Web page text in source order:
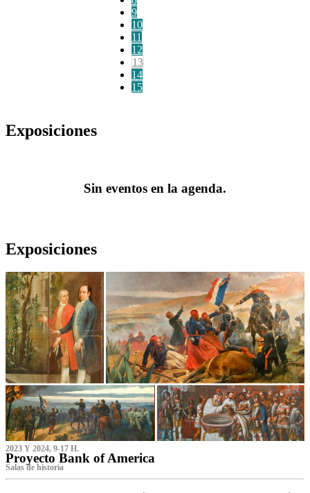
9
10
11
12
13
14
15
Exposiciones
Sin eventos en la agenda.
Exposiciones
2023 Y 2024, 9-17 H.
Proyecto Bank of America
S‌alas de historia